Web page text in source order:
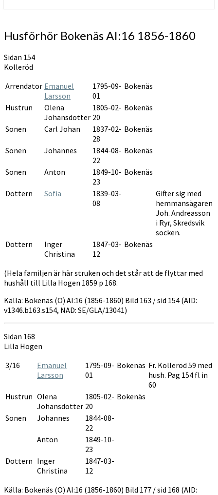
Husförhör
Bokenäs
1856-
1860
Husförhör Bokenäs AI:16 1856-1860
Sidan 154
Kolleröd
Arrendator Emanuel
Larsson
1795-09-
01
Bokenäs
Hustrun
Olena
Johansdotter
1805-02-
20
Bokenäs
Sonen Carl Johan
1837-02-
28
Bokenäs
Sonen Johannes
1844-08-
22
Bokenäs
Sonen Anton
1849-10-
23
Bokenäs
Dottern Sofia
1839-03-
08
Gifter sig med
hemmansägaren
Joh. Andreasson
i Ryr, Skredsvik
socken.
Dottern
Inger
Christina
1847-03-
12
Bokenäs
(Hela familjen är här struken och det står att de flyttar med
hushåll till Lilla Hogen 1859 p 168.
Källa: Bokenäs (O) AI:16 (1856-1860) Bild 163 / sid 154 (AID:
v1346.b163.s154, NAD: SE/GLA/13041)
Sidan 168
Lilla Hogen
3/16
Emanuel
Larsson
1795-09-
01
Bokenäs Fr. Kolleröd 59 med
hush. Pag 154 fl in
60
Hustrun Olena
Johansdotter
1805-02-
20
Bokenäs
Sonen Johannes
1844-08-
22
Anton
1849-10-
23
Dottern Inger
Christina
1847-03-
12
Källa: Bokenäs (O) AI:16 (1856-1860) Bild 177 / sid 168 (AID: